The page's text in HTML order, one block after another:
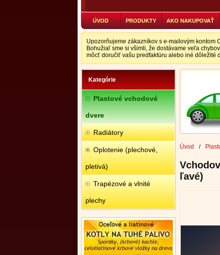
ÚVOD PRODUKTY AKO NAKUPOVAŤ
Upozorňujeme zákazníkov s e-mailovým
Bohužiaľ sme si všimli, že dostávame veľa
môcť doručiť vašu predfaktúru alebo iné dôležité
Kategórie
Plastové vchodové
dvere
Radiátory
Oplotenie (plechové,
pletivá)
Trapézové a vlnité
plechy
Úvod /
ľavé)